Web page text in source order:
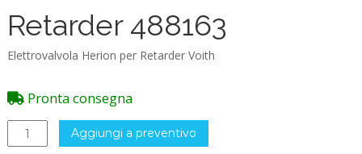
Retarder 488163
Elettrovalvola Herion per Retarder Voith
Pronta consegna
Elettrovalvola
Voith
Aggiungi a preventivo